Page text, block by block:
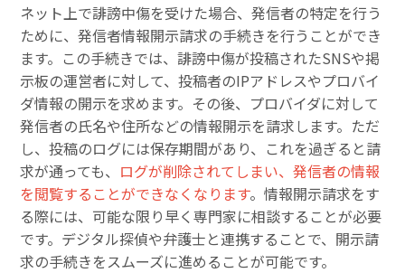
ネット上で誹謗中傷を受けた場合、発信者の特定を行う
ために、発信者情報開示請求の手続きを行うことができ
ます。この手続きでは、誹謗中傷が投稿されたSNSや掲
示板の運営者に対して、投稿者のIPアドレスやプロバイ
ダ情報の開示を求めます。その後、プロバイダに対して
発信者の氏名や住所などの情報開示を請求します。ただ
し、投稿のログには保存期間があり、これを過ぎると請
求が通っても、 ログが削除されてしまい、発信者の情報
を閲覧することができなくなります。情報開示請求をす
る際には、可能な限り早く専門家に相談することが必要
です。デジタル探偵や弁護士と連携することで、開示請
求の手続きをスムーズに進めることが可能です。